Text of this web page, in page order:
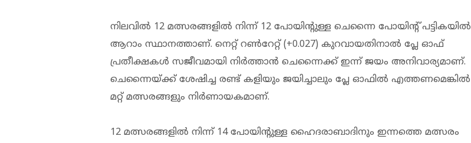
നിലവിൽ 12 മത്സരങ്ങളിൽ നിന്ന് 12 പോയിന്‍റുള്ള ചെന്നൈ പോയിന്‍റ് പട്ടികയിൽ
ആറാം സ്ഥാനത്താണ്. നെറ്റ് റൺറേറ്റ് (+0.027) കുറവായതിനാൽ പ്ലേ ഓഫ്
പ്രതീക്ഷകൾ സജീവമായി നിർത്താൻ ചെന്നൈക്ക് ഇന്ന് ജയം അനിവാര്യമാണ്.
ചെന്നൈയ്ക്ക് ശേഷിച്ച രണ്ട് കളിയും ജയിച്ചാലും പ്ലേ ഓഫിൽ എത്തണമെങ്കിൽ
മറ്റ് മത്സരങ്ങളും നിർണായകമാണ്.
12 മത്സരങ്ങളിൽ നിന്ന് 14 പോയിന്റുള്ള ഹൈദരാബാദിനും ഇന്നത്തെ മത്സരം